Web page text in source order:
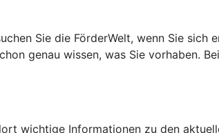
Sie die FörderWelt, wenn Sie sich
genau wissen, was Sie vorhaben.
wichtige Informationen zu den